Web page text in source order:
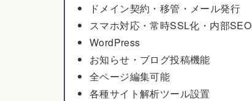
ドメイン契約・移管・メール発行
スマホ対応・常時SSL化・内部SEO
WordPress
お知らせ・ブログ投稿機能
全ページ編集可能
各種サイト解析ツール設置